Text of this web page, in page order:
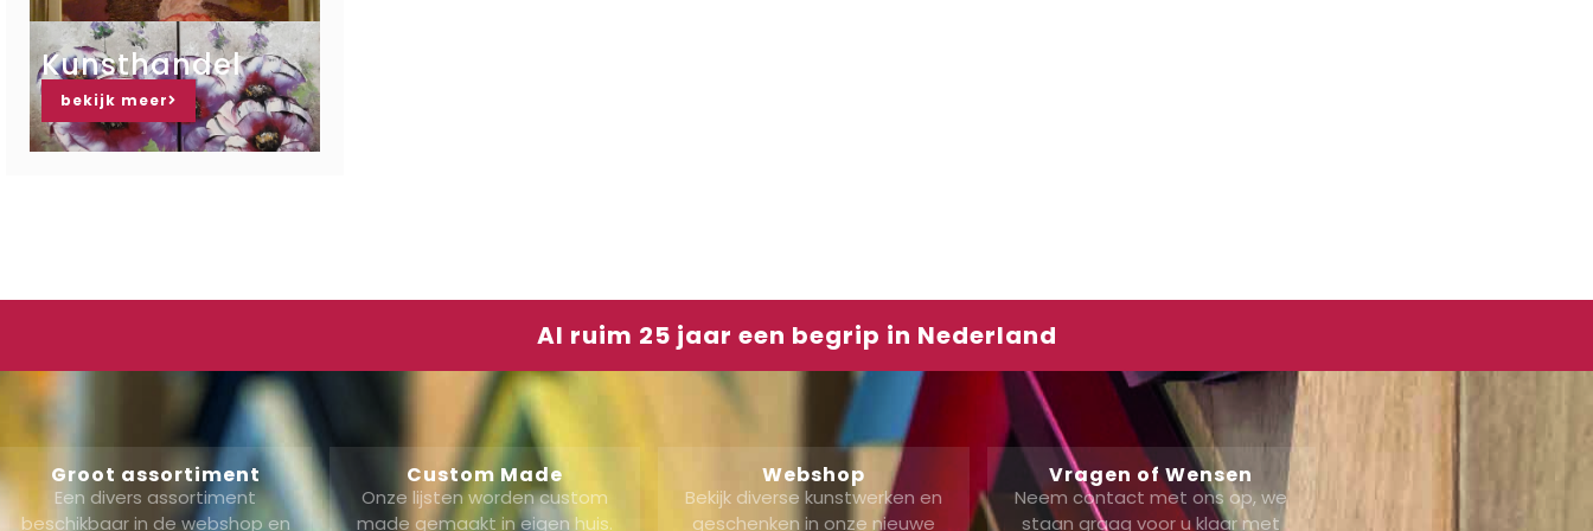
Kunsthandel
bekijk meer
Al ruim 25 jaar een begrip in Nederland
Groot assortiment
Een divers assortiment
beschikbaar in de webshop en
Custom Made
Onze lijsten worden custom
made gemaakt in eigen huis.
Webshop
Bekijk diverse kunstwerken en
geschenken in onze nieuwe
Vragen of Wensen
Neem contact met ons op, we
staan graag voor u klaar met